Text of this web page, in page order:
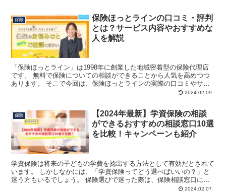
保険
保険ほっとラインの口コミ・評判
とは？サービス内容やおすすめな
人を解説
「保険ほっとライン」は1998年に創業した地域密着型の保険代理店
です。 無料で保険についての相談ができることから人気を高めつつ
あります。 そこで今回は、保険ほっとラインの実際の口コミやサー
ビス内容などについて詳しくご紹介します。 保険ほっと...2024.02.09
保険
【2024年最新】学資保険の相談
ができるおすすめの相談窓口10選
を比較！キャンペーンも紹介
学資保険は将来の子どもの学費を捻出する方法として有効だとされて
います。 しかしなかには、「学資保険ってどう選べばいいの？」と
迷う方もいるでしょう。 保険選びで迷った際は、保険相談窓口に相
談してみるとさまざまな保険と比較検討できたり、ニーズに...2024.02.07